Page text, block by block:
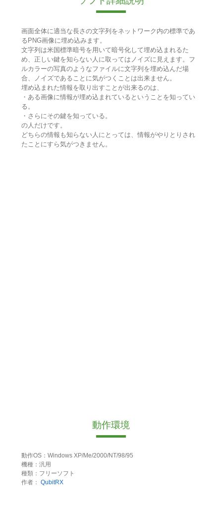
画面全体に適当な長さの文字列をネットワーク内の標準であ
るPNG画像に埋め込みます。
文字列は米国標準暗号を用いて暗号化して埋め込まれるた
め、正しい鍵を知らない人に取ってはノイズに見えます。フ
ルカラーの写真のようなファイルに文字列を埋め込んだ場
合、ノイズであることに気がつくことは出来ません。
埋め込まれた情報を取り出すことが出来るのは、
・ある画像に情報が埋め込まれているということを知ってい
る。
・さらにその鍵を知っている。
の人だけです。
どちらの情報も知らない人にとっては、情報がやりとりされ
たことにすら気がつきません。
動作環境
動作OS：Windows XP/Me/2000/NT/98/95
機種：汎用
種類：フリーソフト
作者： QubitRX